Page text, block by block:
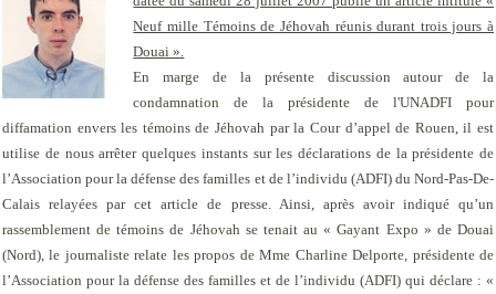
Neuf mille Témoins de Jéhovah réunis durant trois jours à
Douai ».
En marge de la présente discussion autour de la
condamnation de la présidente de l'UNADFI pour
diffamation envers les témoins de Jéhovah par la Cour d’appel de Rouen, il est
utilise de nous arrêter quelques instants sur les déclarations de la présidente de
l’Association pour la défense des familles et de l’individu (ADFI) du Nord-Pas-De-
Calais relayées par cet article de presse. Ainsi, après avoir indiqué qu’un
rassemblement de témoins de Jéhovah se tenait au « Gayant Expo » de Douai
(Nord), le journaliste relate les propos de Mme Charline Delporte, présidente de
l’Association pour la défense des familles et de l’individu (ADFI) qui déclare : «